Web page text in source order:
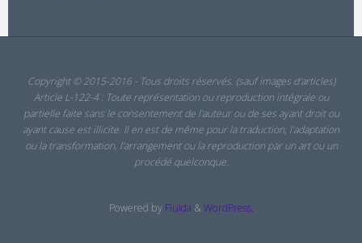
Copyright © 2015-2016 - Tous droits réservés. (sauf images d'articles)
Article L-122-4 : Toute représentation ou reproduction intégrale ou
partielle faite sans le consentement de l'auteur ou de ses ayant droit ou
ayant cause est illicite. Il en est de même pour la traduction, l'adaptation
ou la transformation, l'arrangement ou la reproduction par un art ou un
procédé quelconque.
Powered byFluida & WordPress.